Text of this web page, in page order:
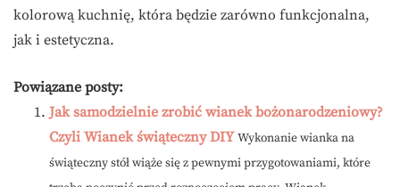
kolorową kuchnię, która będzie zarówno funkcjonalna,
jak i estetyczna.
Powiązane posty:
Jak samodzielnie zrobić wianek bożonarodzeniowy?
Czyli Wianek świąteczny DIY Wykonanie wianka na
świąteczny stół wiąże się z pewnymi przygotowaniami, które